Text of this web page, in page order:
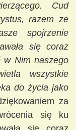
Cud
razem ze
spojrzenie
się coraz
w Nim naszego
wszystkie
do życia jako
za
się ku